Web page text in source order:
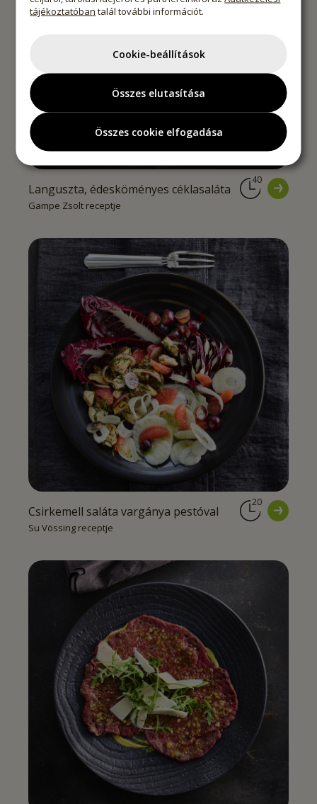
Languszta, édesköményes céklasaláta
Gampe Zsolt receptje
40
Csirkemell saláta vargánya pestóval
Su Vössing receptje
20
tájékoztatóban talál további információt.
Cookie-beállítások
Összes elutasítása
Összes cookie elfogadása